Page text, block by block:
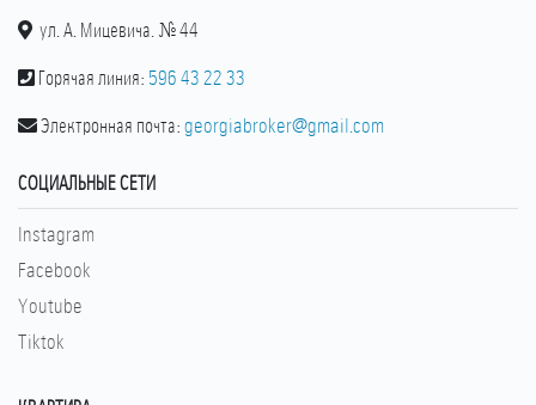
ул. А. Мицевича. № 44
Горячая линия: 596 43 22 33
Электронная почта: georgiabroker@gmail.com
СОЦИАЛЬНЫЕ СЕТИ
Instagram
Facebook
Youtube
Tiktok